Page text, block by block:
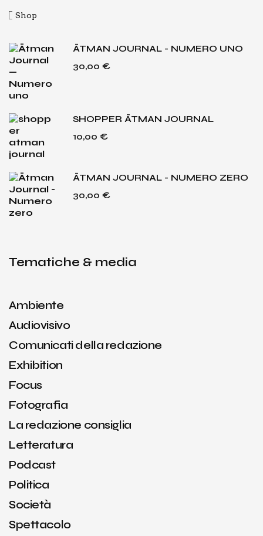
Shop
ĀTMAN JOURNAL - NUMERO UNO
30,00 €
SHOPPER ĀTMAN JOURNAL
10,00 €
ĀTMAN JOURNAL - NUMERO ZERO
30,00 €
Tematiche & media
Ambiente
Audiovisivo
Comunicati della redazione
Exhibition
Focus
Fotografia
La redazione consiglia
Letteratura
Podcast
Politica
Società
Spettacolo